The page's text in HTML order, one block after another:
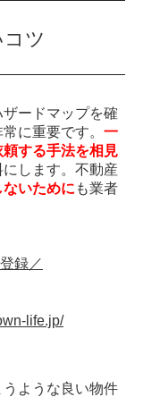
ツ
ードマップを確
に重要です。 一
する手法を相見
します。不動産
いために も業者
録／
life.jp/
ような良い物件